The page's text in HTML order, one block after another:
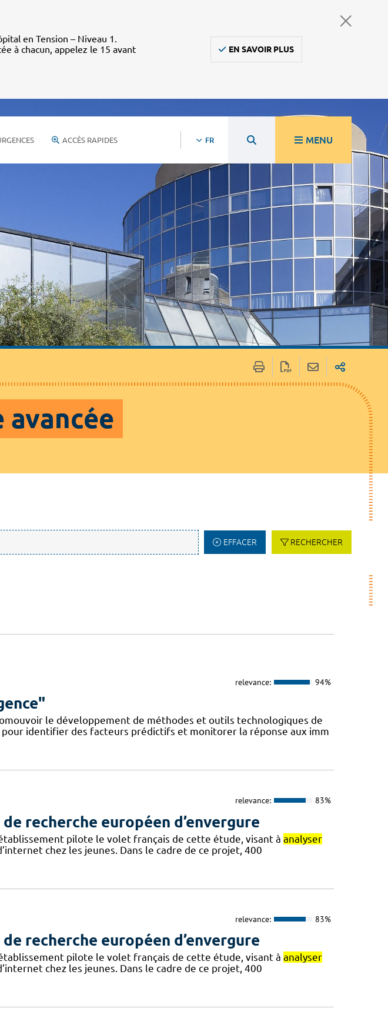
en Tension – Niveau 1.
à chacun, appelez le 15 avant
EN SAVOIR PLUS
ACCÈS RAPIDES FR MENU
avancée
EFFACER RECHERCHER
relevance: 94%
le développement de méthodes et outils technologiques de
identifier des facteurs prédictifs et monitorer la réponse aux imm
relevance: 83%
recherche européen d’envergure
pilote le volet français de cette étude, visant à analyser
chez les jeunes. Dans le cadre de ce projet, 400
relevance: 83%
recherche européen d’envergure
pilote le volet français de cette étude, visant à analyser
chez les jeunes. Dans le cadre de ce projet, 400